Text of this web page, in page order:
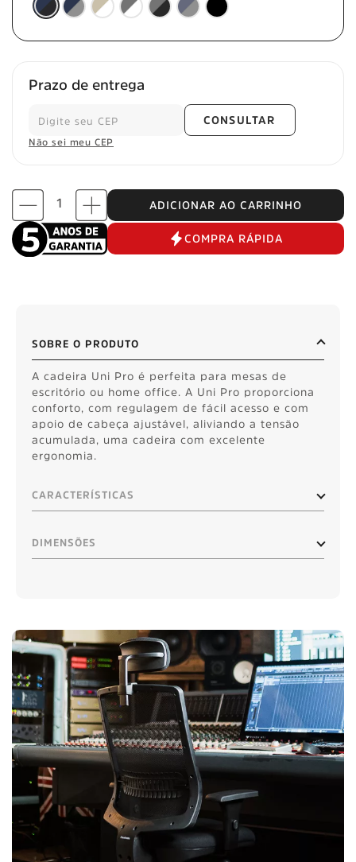
Prazo de entrega
CONSULTAR
Não sei meu CEP
ADICIONAR AO CARRINHO
COMPRA RÁPIDA
SOBRE O PRODUTO
A cadeira Uni Pro é perfeita para mesas de
escritório ou home office. A Uni Pro proporciona
conforto, com regulagem de fácil acesso e com
apoio de cabeça ajustável, aliviando a tensão
acumulada, uma cadeira com excelente
ergonomia.
CARACTERÍSTICAS
DIMENSÕES